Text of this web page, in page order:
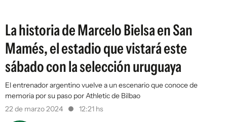
La historia de Marcelo Bielsa en San
Mamés, el estadio que vistará este
sábado con la selección uruguaya
El entrenador argentino vuelve a un escenario que conoce de
memoria por su paso por Athletic de Bilbao
22 de marzo 2024
12:21 hs